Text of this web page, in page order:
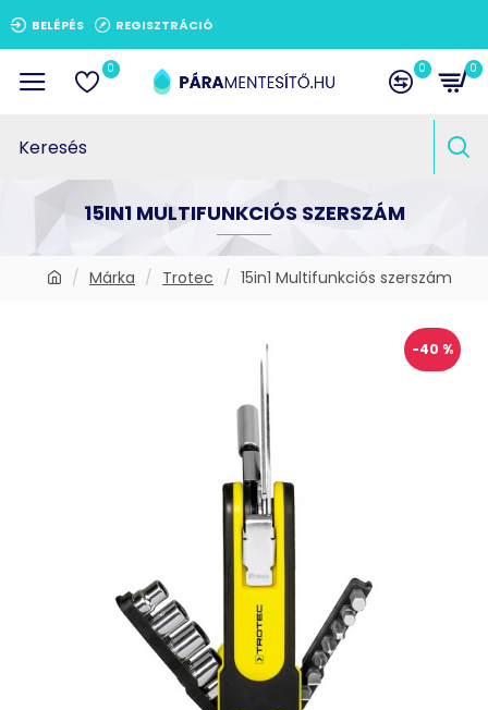
BELÉPÉS REGISZTRÁCIÓ
0 0 0
Márka Trotec 15in1 Multifunkciós szerszám
15IN1 MULTIFUNKCIÓS SZERSZÁM
-40 %